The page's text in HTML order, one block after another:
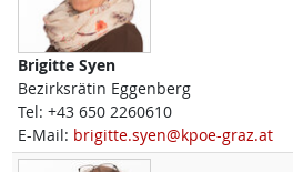
Brigitte Syen
Bezirksrätin Eggenberg
Tel: +43 650 2260610
E-Mail: brigitte.syen@kpoe-graz.at